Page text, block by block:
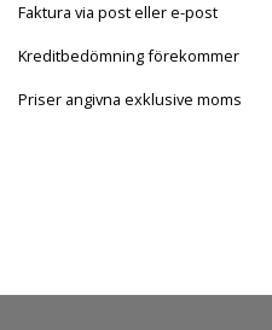
Faktura via post eller e-post
Kreditbedömning förekommer
Priser angivna exklusive moms